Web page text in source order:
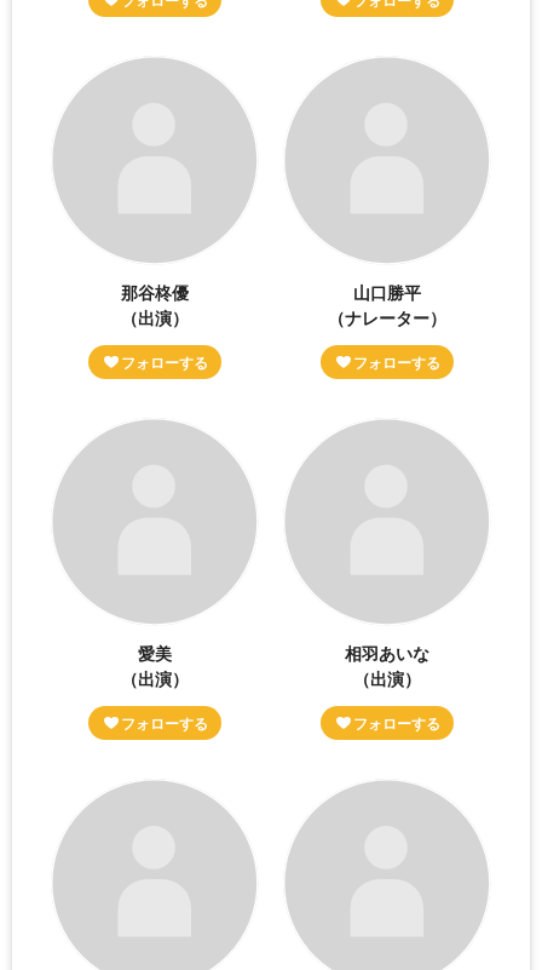
那谷柊優
（出演）
山口勝平
（ナレーター）
愛美
（出演）
相羽あいな
（出演）